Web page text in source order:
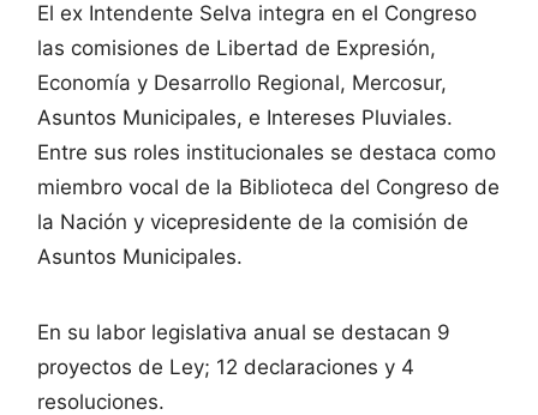
El ex Intendente Selva integra en el Congreso
las comisiones de Libertad de Expresión,
Economía y Desarrollo Regional, Mercosur,
Asuntos Municipales, e Intereses Pluviales.
Entre sus roles institucionales se destaca como
miembro vocal de la Biblioteca del Congreso de
la Nación y vicepresidente de la comisión de
Asuntos Municipales.
En su labor legislativa anual se destacan 9
proyectos de Ley; 12 declaraciones y 4
resoluciones.